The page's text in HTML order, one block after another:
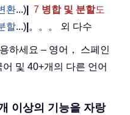
환...) 7 병합 및 분할도
할...) 。。。 외 다수
하세요 – 영어， 스페인
및 40+개의 다른 언어
이상의 기능을 자랑